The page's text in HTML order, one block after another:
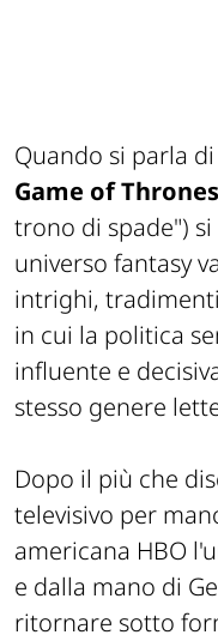
Quando si parla
Game of Thrones
trono di spade")
universo fantasy
intrighi,
in cui la politica
influente e
stesso genere
Dopo il più che
televisivo per
americana HBO
e dalla mano di
ritornare sotto